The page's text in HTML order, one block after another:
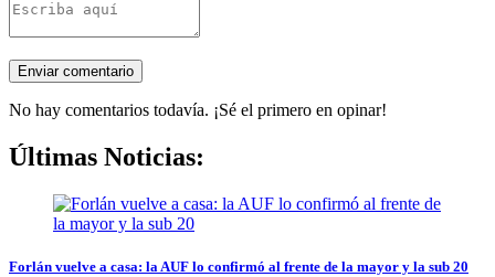
No hay comentarios todavía. ¡Sé el primero en opinar!
Últimas Noticias:
Forlán vuelve a casa: la AUF lo confirmó al frente de la mayor y la sub 20